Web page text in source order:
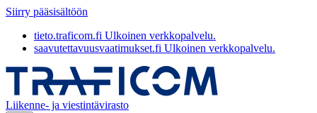
Siirry pääsisältöön
tieto.traficom.fi Ulkoinen verkkopalvelu.
saavutettavuusvaatimukset.fi Ulkoinen verkkopalvelu.
Liikenne- ja viestintävirasto